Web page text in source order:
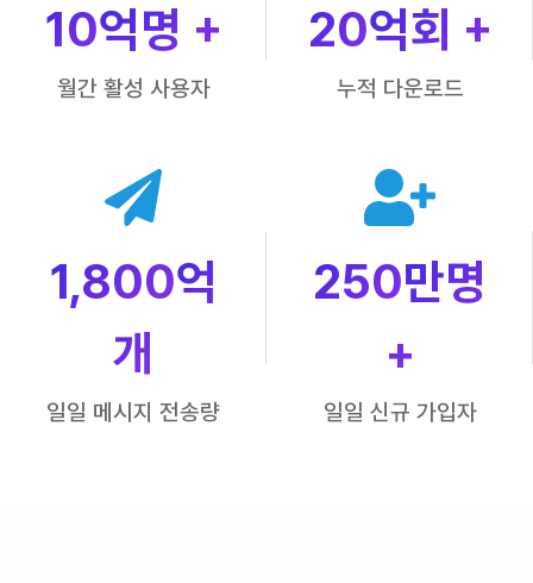
10억명 +
월간 활성 사용자
20억회 +
누적 다운로드
1,800억
개
일일 메시지 전송량
250만명
+
일일 신규 가입자